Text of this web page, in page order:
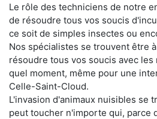
Le rôle des techniciens de notre
de résoudre tous vos soucis
ce soit de simples insectes ou
Nos spécialistes se trouvent être
résoudre tous vos soucis avec
quel moment, même pour une
Celle-Saint-Cloud.
L'invasion d'animaux nuisibles se
peut toucher n'importe qui, parce